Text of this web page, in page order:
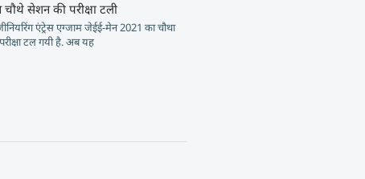
सेशन की परीक्षा टली
एंट्रेस एग्जाम जेईई-मेन 2021 का चौथा
टल गयी है. अब यह